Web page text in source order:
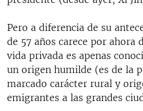
Pero a diferencia de su
de 57 años carece por
vida privada es apenas
un origen humilde (es de la
marcado carácter rural y
emigrantes a las grandes